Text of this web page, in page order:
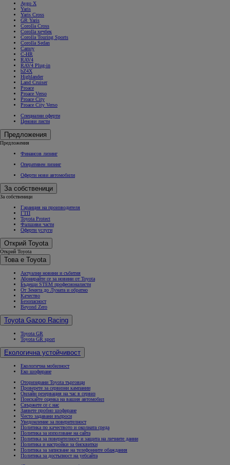
Aygo X
Yaris
Yaris Cross
GR Yaris
Corolla Cross
Corolla хечбек
Corolla Touring Sports
Corolla Sedan
Camry
C-HR
RAV4
RAV4 Plug-in
bZ4X
Highlander
Land Cruiser
Proace
Proace Verso
Proace City
Proace City Verso
Специални оферти
Ценови листи
Предложения
Предложения
Финансов лизинг
Оперативен лизинг
Оферти нови автомобили
За собственици
За собственици
Гаранция на производителя
ГТП
Toyota Protect
Фалшиви части
Оферти услуги
Открий Toyota
Открий Toyota
Това е Toyota
Актуални новини и събития
Абонирайте се за новини от Toyota
Бъдещи STEM професионалисти
От Земята до Луната и обратно
Качество
Безопасност
Beyond Zero
Toyota Gazoo Racing
Toyota GR
Toyota GR sport
Екологична устойчивост
Екологична мобилност
Еко шофиране
Оторизирани Toyota търговци
Проверете за сервизни кампании
Онлайн резервация на час в сервиз
Поискайте оценка на вашия автомобил
Свържете се с нас
Заявете пробно шофиране
Често задавани въпроси
Уведомление за поверителност
Политика по качеството и околната среда
Политика за използване на сайта
Политика за поверителност и защита на личните данни
Политика и настройки за бисквитки
Политика за записване на телефонните обаждания
Политика за достъпност на уебсайта